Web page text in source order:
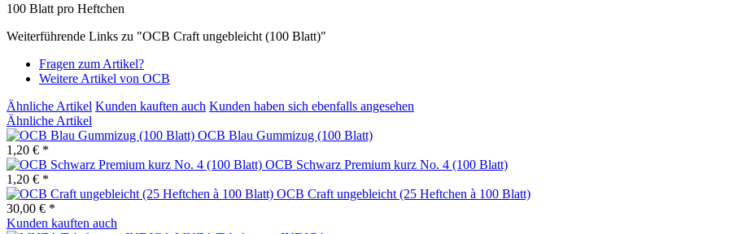
100 Blatt pro Heftchen
Weiterführende Links zu "OCB Craft ungebleicht (100 Blatt)"
Fragen zum Artikel?
Weitere Artikel von OCB
Ähnliche Artikel Kunden kauften auch Kunden haben sich ebenfalls angesehen
Ähnliche Artikel
OCB Blau Gummizug (100 Blatt)
1,20 € *
OCB Schwarz Premium kurz No. 4 (100 Blatt)
1,20 € *
OCB Craft ungebleicht (25 Heftchen à 100 Blatt)
30,00 € *
Kunden kauften auch